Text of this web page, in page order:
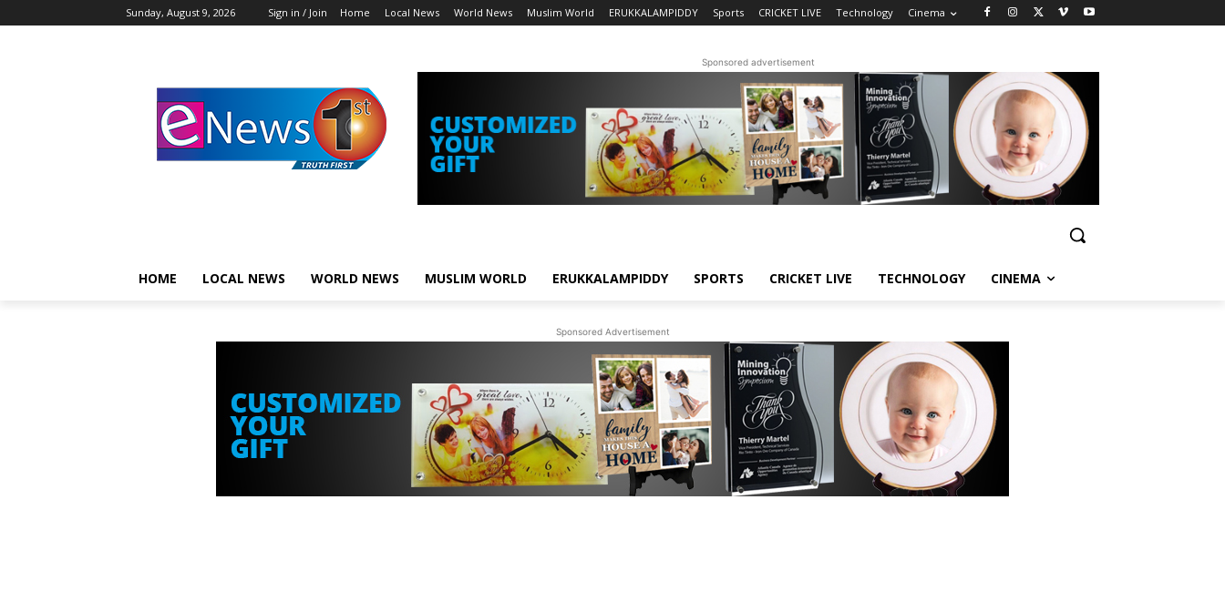
Sunday, August 9, 2026 Sign in / Join Home Local News World News Muslim World ERUKKALAMPIDDY Sports CRICKET LIVE Technology Cinema
Sponsored advertisement
HOME LOCAL NEWS WORLD NEWS MUSLIM WORLD ERUKKALAMPIDDY SPORTS CRICKET LIVE TECHNOLOGY CINEMA
Sponsored Advertisement